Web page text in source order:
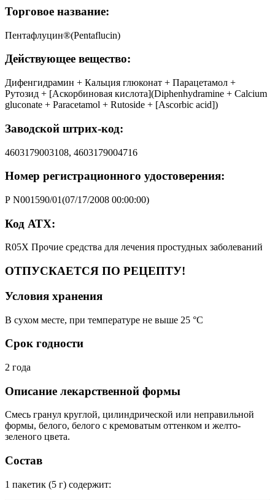
Торговое название:
Пентафлуцин®(Pentaflucin)
Действующее вещество:
Дифенгидрамин + Кальция глюконат + Парацетамол +
Рутозид + [Аскорбиновая кислота](Diphenhydramine + Calcium
gluconate + Paracetamol + Rutoside + [Ascorbic acid])
Заводской штрих-код:
4603179003108, 4603179004716
Номер регистрационного удостоверения:
Р N001590/01(07/17/2008 00:00:00)
Код АТХ:
R05X Прочие средства для лечения простудных заболеваний
ОТПУСКАЕТСЯ ПО РЕЦЕПТУ!
Условия хранения
В сухом месте, при температуре не выше 25 °C
Срок годности
2 года
Описание лекарственной формы
Смесь гранул круглой, цилиндрической или неправильной
формы, белого, белого с кремоватым оттенком и желто-
зеленого цвета.
Состав
1 пакетик (5 г) содержит: